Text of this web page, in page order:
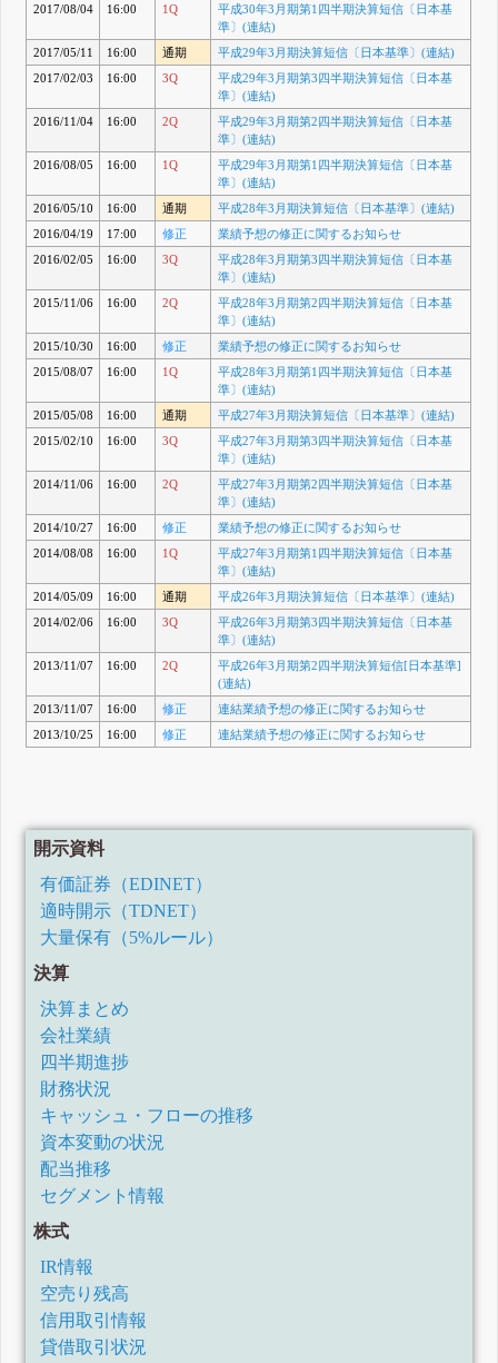
2017/08/04
16:00 1Q
平成30年3月期第1四半期決算短信〔日本基
準〕(連結)
2017/05/11
16:00 通期
平成29年3月期決算短信〔日本基準〕(連結)
2017/02/03
16:00 3Q
平成29年3月期第3四半期決算短信〔日本基
準〕(連結)
2016/11/04
16:00 2Q
平成29年3月期第2四半期決算短信〔日本基
準〕(連結)
2016/08/05
16:00 1Q
平成29年3月期第1四半期決算短信〔日本基
準〕(連結)
2016/05/10
16:00 通期
平成28年3月期決算短信〔日本基準〕(連結)
2016/04/19
17:00 修正
業績予想の修正に関するお知らせ
2016/02/05
16:00 3Q
平成28年3月期第3四半期決算短信〔日本基
準〕(連結)
2015/11/06
16:00 2Q
平成28年3月期第2四半期決算短信〔日本基
準〕(連結)
2015/10/30
16:00 修正
業績予想の修正に関するお知らせ
2015/08/07
16:00 1Q
平成28年3月期第1四半期決算短信〔日本基
準〕(連結)
2015/05/08
16:00 通期
平成27年3月期決算短信〔日本基準〕(連結)
2015/02/10
16:00 3Q
平成27年3月期第3四半期決算短信〔日本基
準〕(連結)
2014/11/06
16:00 2Q
平成27年3月期第2四半期決算短信〔日本基
準〕(連結)
2014/10/27
16:00 修正
業績予想の修正に関するお知らせ
2014/08/08
16:00 1Q
平成27年3月期第1四半期決算短信〔日本基
準〕(連結)
2014/05/09
16:00 通期
平成26年3月期決算短信〔日本基準〕(連結)
2014/02/06
16:00 3Q
平成26年3月期第3四半期決算短信〔日本基
準〕(連結)
2013/11/07
16:00 2Q
平成26年3月期第2四半期決算短信[日本基準]
(連結)
2013/11/07
16:00 修正
連結業績予想の修正に関するお知らせ
2013/10/25
16:00 修正 連結業績予想の修正に関するお知らせ
開示資料
有価証券（EDINET）
適時開示（TDNET）
大量保有（5%ルール）
決算
決算まとめ
会社業績
四半期進捗
財務状況
キャッシュ・フローの推移
資本変動の状況
配当推移
セグメント情報
株式
IR情報
空売り残高
信用取引情報
貸借取引状況